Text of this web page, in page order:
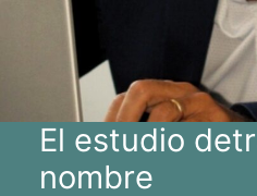
El estudio
nombre